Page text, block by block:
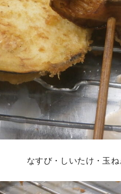
なすび・しいたけ・玉